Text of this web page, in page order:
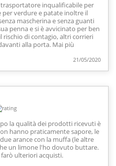
inqualificabile per
verdure e patate inoltre il
mascherina e senza guanti
penna e si è avvicinato per ben
rischio di contagio, altri corrieri
alla porta. Mai più
21/05/2020
la qualità dei prodotti ricevuti è
hanno praticamente sapore, le
arance con la muffa (le altre
un limone l'ho dovuto buttare.
ulteriori acquisti.